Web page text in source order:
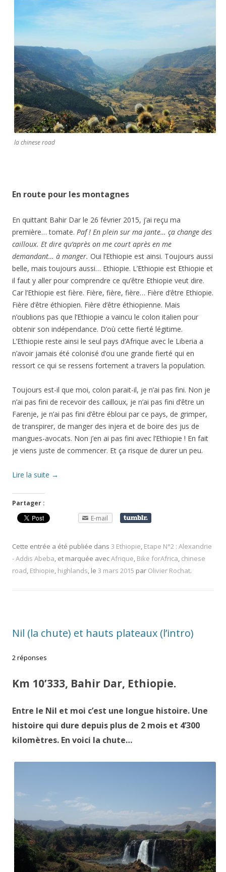
la chinese road
En route pour les montagnes
En quittant Bahir Dar le 26 février 2015, j’ai reçu ma
première… tomate. Paf ! En plein sur ma jante… ça change des
cailloux. Et dire qu’après on me court après en me
demandant… à manger. Oui l’Ethiopie est ainsi. Toujours aussi
belle, mais toujours aussi… Ethiopie. L’Ethiopie est Ethiopie et
il faut y aller pour comprendre ce qu’être Ethiopie veut dire.
Car l’Ethiopie est fière. Fière, fière, fière… Fière d’être Ethiopie.
Fière d’être éthiopien. Fière d’être éthiopienne. Mais
n’oublions pas que l’Ethiopie a vaincu le colon italien pour
obtenir son indépendance. D’où cette fierté légitime.
L’Ethiopie reste ainsi le seul pays d’Afrique avec le Liberia a
n’avoir jamais été colonisé d’ou une grande fierté qui en
ressort ce qui se ressens fortement a travers la population.
Toujours est-il que moi, colon parait-il, je n’ai pas fini. Non je
n’ai pas fini de recevoir des cailloux, je n’ai pas fini d’être un
Farenje, je n’ai pas fini d’être ébloui par ce pays, de grimper,
de transpirer, de manger des injera et de boire des jus de
mangues-avocats. Non j’en ai pas fini avec l’Ethiopie ! En fait
je viens juste de commencer. Et ça risque de durer un peu.
Lire la suite →
Partager :
E-mail
Cette entrée a été publiée dans 3 Ethiopie, Etape N°2 : Alexandrie
- Addis Abeba, et marquée avecAfrique, Bike forAfrica, chinese
road, Ethiopie, highlands, le 3 mars 2015 par Olivier Rochat.
Nil (la chute) et hauts plateaux (l’intro)
2 réponses
Km 10’333, Bahir Dar, Ethiopie.
Entre le Nil et moi c’est une longue histoire. Une
histoire qui dure depuis plus de 2 mois et 4’300
kilomètres. En voici la chute…